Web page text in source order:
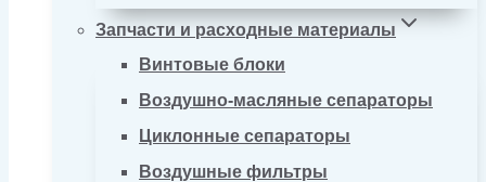
Запчасти и расходные материалы
Винтовые блоки
Воздушно-масляные сепараторы
Циклонные сепараторы
Воздушные фильтры